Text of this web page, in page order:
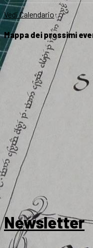
Vedi Calendario
Mappa dei prossimi
Newsletter